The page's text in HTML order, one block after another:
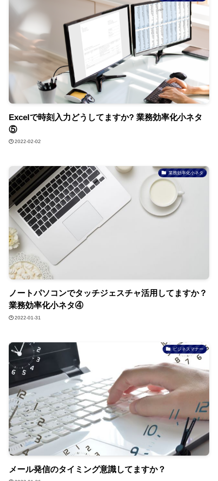
Excelで時刻入力どうしてますか? 業務効率化小ネタ
⑤
2022-02-02
業務効率化小ネタ
ノートパソコンでタッチジェスチャ活用してますか？
業務効率化小ネタ④
2022-01-31
ビジネスマナー
メール発信のタイミング意識してますか？